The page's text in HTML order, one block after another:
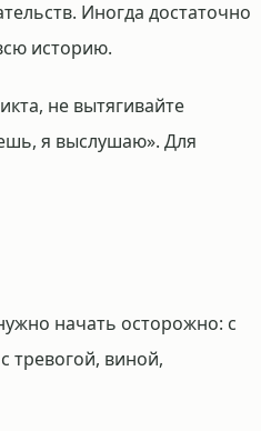
Иногда достаточно
историю.
не вытягивайте
я выслушаю». Для
начать осторожно: с
тревогой, виной,